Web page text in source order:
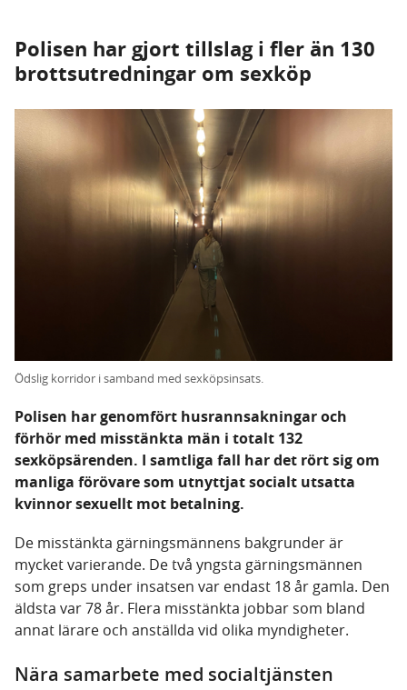
Polisen har gjort tillslag i fler än 130
brottsutredningar om sexköp
Ödslig korridor i samband med sexköpsinsats.
Polisen har genomfört husrannsakningar och
förhör med misstänkta män i totalt 132
sexköpsärenden. I samtliga fall har det rört sig om
manliga förövare som utnyttjat socialt utsatta
kvinnor sexuellt mot betalning.
De misstänkta gärningsmännens bakgrunder är
mycket varierande. De två yngsta gärningsmännen
som greps under insatsen var endast 18 år gamla. Den
äldsta var 78 år. Flera misstänkta jobbar som bland
annat lärare och anställda vid olika myndigheter.
Nära samarbete med socialtjänsten